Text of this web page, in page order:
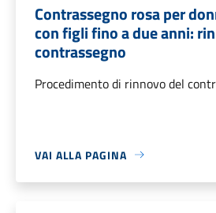
Contrassegno rosa per
con figli fino a due anni:
contrassegno
Procedimento di rinnovo del
VAI ALLA PAGINA